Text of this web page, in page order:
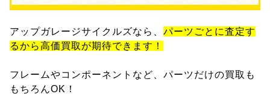
アップガレージサイクルズなら、 パーツごとに査定す
るから高価買取が期待できます！
フレームやコンポーネントなど、パーツだけの買取も
もちろんOK！